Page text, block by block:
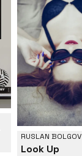
RUSLAN BOLGOV
Look Up